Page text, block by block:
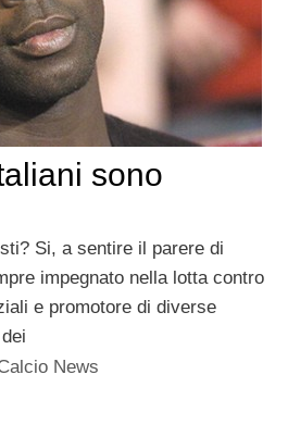
sono
Si, a sentire il parere di
impegnato nella lotta contro
e promotore di diverse
News